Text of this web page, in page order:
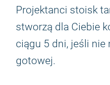
Projektanci stoisk
stworzą dla Ciebie
ciągu 5 dni, jeśli nie
gotowej.